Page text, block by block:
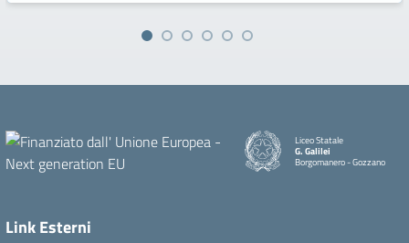
Liceo Statale
G. Galilei
Borgomanero - Gozzano
Link Esterni